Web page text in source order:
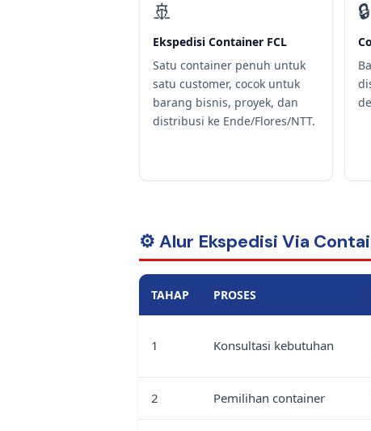
🚢
Ekspedisi Container FCL
Satu container penuh untuk
satu customer, cocok untuk
barang bisnis, proyek, dan
distribusi ke Ende/Flores/NTT.
🔒
⚙️ Alur Ekspedisi Via
TAHAP PROSES
1 Konsultasi kebutuhan
2 Pemilihan container